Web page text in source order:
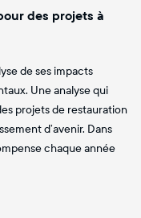
des projets à
de ses impacts
Une analyse qui
projets de restauration
d’avenir. Dans
chaque année